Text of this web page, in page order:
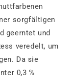
sorgfältigen
geerntet und
veredelt, um
Da sie
0,3 %